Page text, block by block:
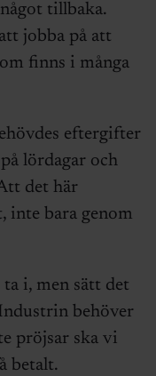
tillbaka.
jobba på att
finns i många
eftergifter
lördagar och
det här
inte bara genom
i, men sätt det
behöver
pröjsar ska vi
betalt.